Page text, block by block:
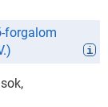
forgalom
)